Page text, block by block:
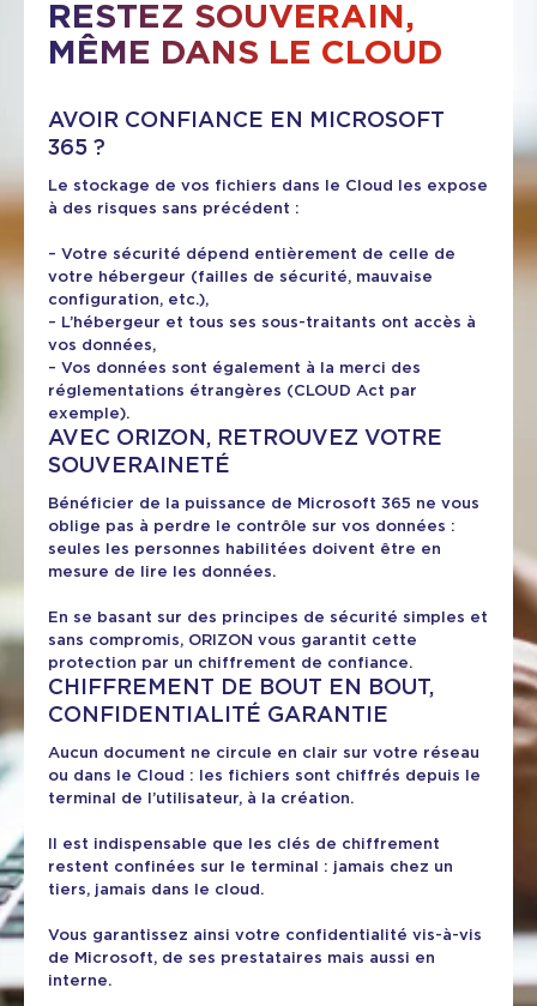
RESTEZ SOUVERAIN,
MÊME DANS LE CLOUD
AVOIR CONFIANCE EN MICROSOFT
365 ?
Le stockage de vos fichiers dans le Cloud les expose
à des risques sans précédent :
– Votre sécurité dépend entièrement de celle de
votre hébergeur (failles de sécurité, mauvaise
configuration, etc.),
– L’hébergeur et tous ses sous-traitants ont accès à
vos données,
– Vos données sont également à la merci des
réglementations étrangères (CLOUD Act par
exemple).
AVEC ORIZON, RETROUVEZ VOTRE
SOUVERAINETÉ
Bénéficier de la puissance de Microsoft 365 ne vous
oblige pas à perdre le contrôle sur vos données :
seules les personnes habilitées doivent être en
mesure de lire les données.
En se basant sur des principes de sécurité simples et
sans compromis, ORIZON vous garantit cette
protection par un chiffrement de confiance.
CHIFFREMENT DE BOUT EN BOUT,
CONFIDENTIALITÉ GARANTIE
Aucun document ne circule en clair sur votre réseau
ou dans le Cloud : les fichiers sont chiffrés depuis le
terminal de l’utilisateur, à la création.
Il est indispensable que les clés de chiffrement
restent confinées sur le terminal : jamais chez un
tiers, jamais dans le cloud.
Vous garantissez ainsi votre confidentialité vis-à-vis
de Microsoft, de ses prestataires mais aussi en
interne.